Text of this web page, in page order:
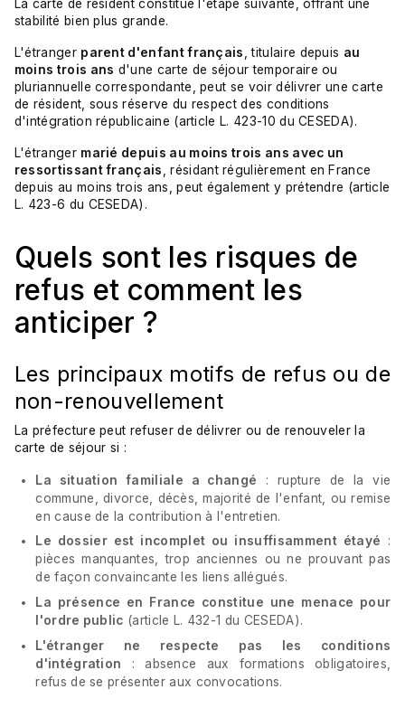
La carte de résident constitue l'étape suivante, offrant une
stabilité bien plus grande.
L'étranger parent d'enfant français , titulaire depuis au
moins trois ans d'une carte de séjour temporaire ou
pluriannuelle correspondante, peut se voir délivrer une carte
de résident, sous réserve du respect des conditions
d'intégration républicaine (article L. 423-10 du CESEDA).
L'étranger marié depuis au moins trois ans avec un
ressortissant français
, résidant régulièrement en France
depuis au moins trois ans, peut également y prétendre (article
L. 423-6 du CESEDA).
Quels sont les risques de
refus et comment les
anticiper ?
Les principaux motifs de refus ou de
non-renouvellement
La préfecture peut refuser de délivrer ou de renouveler la
carte de séjour si :
La situation familiale a changé : rupture de la vie
commune, divorce, décès, majorité de l'enfant, ou remise
en cause de la contribution à l'entretien.
Le dossier est incomplet ou insuffisamment étayé :
pièces manquantes, trop anciennes ou ne prouvant pas
de façon convaincante les liens allégués.
La présence en France constitue une menace pour
l'ordre public (article L. 432-1 du CESEDA).
L'étranger ne respecte pas les conditions
d'intégration : absence aux formations obligatoires,
refus de se présenter aux convocations.